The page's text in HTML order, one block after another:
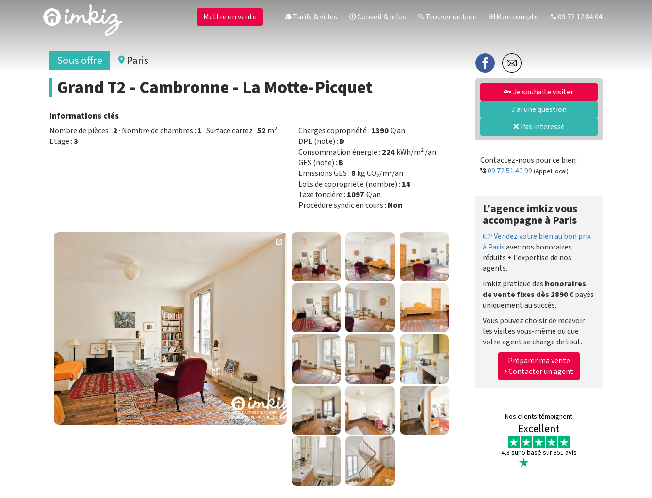
Mettre en vente Tarifs & villes Conseil & infos Trouver un bien Mon compte 09 72 12 84 04
Sous offre Paris
Grand T2 - Cambronne - La Motte-Picquet
Informations clés
Nombre de pièces : 2· Nombre de chambres : 1· Surface carrez :52 m² ·
Etage :3
Charges copropriété : 1390€/an
DPE (note) : D
Consommation énergie : 224kWh/m² /an
GES (note) : B
Emissions GES : 8 kg CO₂/m²/an
Lots de copropriété (nombre) : 14
Taxe foncière : 1097€/an
Procédure syndic en cours : Non
🔑 Je souhaite visiter
J'ai une question
❌ Pas intéressé
Contactez-nous pour ce bien :
09 72 51 43 99 (Appel local)
L'agence imkiz vous
accompagne à Paris
👉 Vendez votre bien au bon prix
à Parisavec nos honoraires
réduits + l'expertise de nos
agents.
imkiz pratique des honoraires
de vente fixes dès 2890 €payés
uniquement au succès.
Vous pouvez choisir de recevoir
les visites vous-même ou que
votre agent se charge de tout.
Préparer ma vente
Contacter un agent
Nos clients témoignent
Excellent
4,8 sur 5 basé sur 851 avis